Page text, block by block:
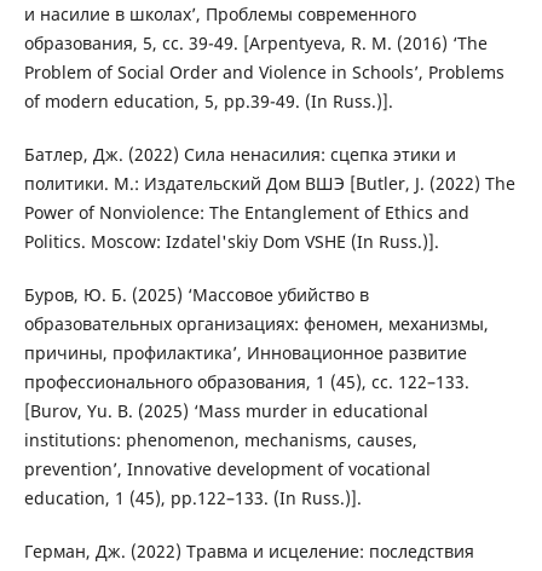
и насилие в школах’, Проблемы современного
образования, 5, сс. 39-49. [Arpentyeva, R. M. (2016) ‘The
Problem of Social Order and Violence in Schools’, Problems
of modern education, 5, pp.39-49. (In Russ.)].
Батлер, Дж. (2022) Сила ненасилия: сцепка этики и
политики. М.: Издательский Дом ВШЭ [Butler, J. (2022) The
Power of Nonviolence: The Entanglement of Ethics and
Politics. Moscow: Izdatel'skiy Dom VSHE (In Russ.)].
Буров, Ю. Б. (2025) ‘Массовое убийство в
образовательных организациях: феномен, механизмы,
причины, профилактика’, Инновационное развитие
профессионального образования, 1 (45), сс. 122–133.
[Burov, Yu. B. (2025) ‘Mass murder in educational
institutions: phenomenon, mechanisms, causes,
prevention’, Innovative development of vocational
education, 1 (45), pp.122–133. (In Russ.)].
Герман, Дж. (2022) Травма и исцеление: последствия